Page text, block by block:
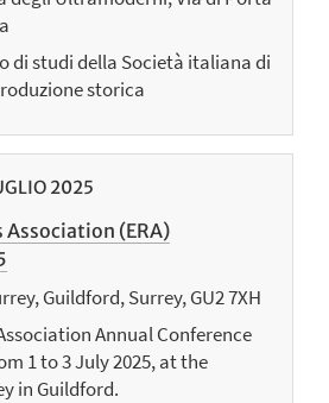
di studi della Società italiana di
storica
2025
Association (ERA)
Guildford, Surrey, GU2 7XH
Annual Conference
1 to 3 July 2025, at the
in Guildford.